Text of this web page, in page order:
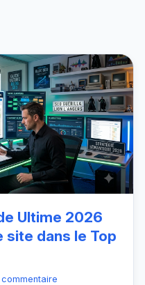
Ultime 2026
dans le Top